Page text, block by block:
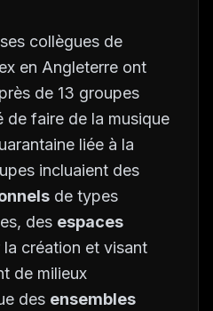
collègues de
en Angleterre ont
de 13 groupes
faire de la musique
liée à la
incluaient des
de types
des espaces
la création et visant
de milieux
des ensembles